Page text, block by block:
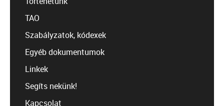
TAO
Szabályzatok, kódexek
Egyéb dokumentumok
Linkek
Segíts nekünk!
Kapcsolat